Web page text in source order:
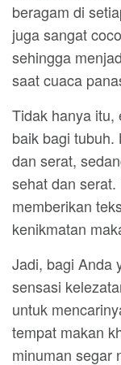
beragam di
juga sangat
sehingga
saat cuaca
Tidak hanya itu,
baik bagi tubuh.
dan serat,
sehat dan
memberikan
kenikmatan
Jadi, bagi Anda
sensasi
untuk
tempat makan
minuman segar